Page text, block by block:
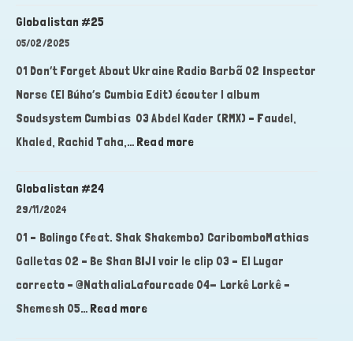
Globalistan #25
05/02/2025
01 Don’t Forget About Ukraine Radio Barbã 02 Inspector
Norse (El Búho’s Cumbia Edit) ⁠écouter l album
Soudsystem Cumbias ⁠ 03 Abdel Kader (RMX) – Faudel,
Khaled, Rachid Taha,… Read more:
Globalistan #24
29/11/2024
01 – Bolingo (feat. Shak Shakembo) CaribomboMathias
Galletas 02 – Be Shan BIJI ⁠voir le clip 03 – El Lugar
correcto – @NathaliaLafourcade 04- Lorkê Lorkê –
Shemesh 05… Read more: